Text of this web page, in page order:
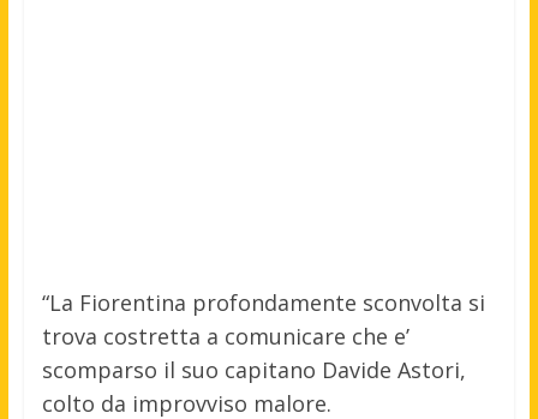
“La Fiorentina profondamente sconvolta si
trova costretta a comunicare che e’
scomparso il suo capitano Davide Astori,
colto da improvviso malore.